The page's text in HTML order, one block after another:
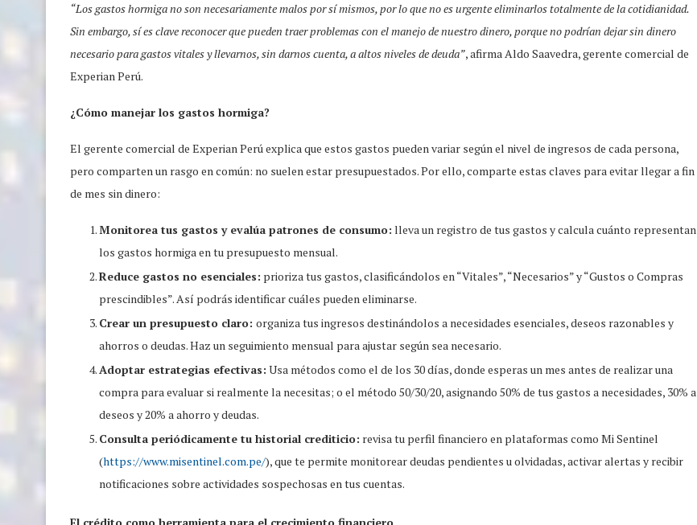
“Los gastos hormiga no son necesariamente malos por sí mismos, por lo que no es urgente eliminarlos totalmente de la cotidianidad.
Sin embargo, sí es clave reconocer que pueden traer problemas con el manejo de nuestro dinero, porque no podrían dejar sin dinero
necesario para gastos vitales y llevarnos, sin darnos cuenta, a altos niveles de deuda”, afirma Aldo Saavedra, gerente comercial de
Experian Perú.
¿Cómo manejar los gastos hormiga?
El gerente comercial de Experian Perú explica que estos gastos pueden variar según el nivel de ingresos de cada persona,
pero comparten un rasgo en común: no suelen estar presupuestados. Por ello, comparte estas claves para evitar llegar a fin
de mes sin dinero:
Monitorea tus gastos y evalúa patrones de consumo: lleva un registro de tus gastos y calcula cuánto representan
los gastos hormiga en tu presupuesto mensual.
Reduce gastos no esenciales: prioriza tus gastos, clasificándolos en “Vitales”, “Necesarios” y “Gustos o Compras
prescindibles”. Así podrás identificar cuáles pueden eliminarse.
Crear un presupuesto claro: organiza tus ingresos destinándolos a necesidades esenciales, deseos razonables y
ahorros o deudas. Haz un seguimiento mensual para ajustar según sea necesario.
Adoptar estrategias efectivas: Usa métodos como el de los 30 días, donde esperas un mes antes de realizar una
compra para evaluar si realmente la necesitas; o el método 50/30/20, asignando 50% de tus gastos a necesidades, 30% a
deseos y 20% a ahorro y deudas.
Consulta periódicamente tu historial crediticio: revisa tu perfil financiero en plataformas como Mi Sentinel
(https://www.misentinel.com.pe/), que te permite monitorear deudas pendientes u olvidadas, activar alertas y recibir
notificaciones sobre actividades sospechosas en tus cuentas.